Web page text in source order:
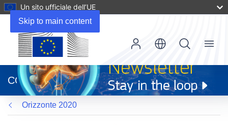
Skip to main content
Un sito ufficiale dell’UE
apre
in
una
nuova
finestra)
CORDIS
Menu
Orizzonte 2020